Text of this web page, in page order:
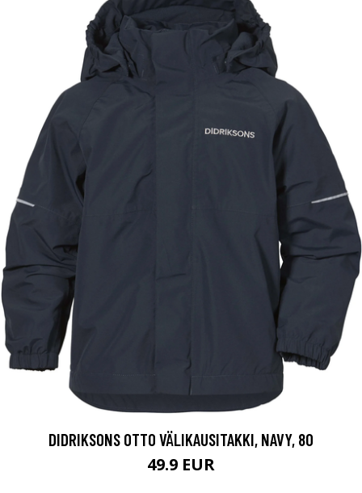
DIDRIKSONS OTTO VÄLIKAUSITAKKI, NAVY, 80
49.9 EUR